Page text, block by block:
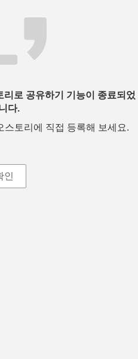
로 공유하기 기능이 종료되었
다.
토리에 직접 등록해 보세요.
인